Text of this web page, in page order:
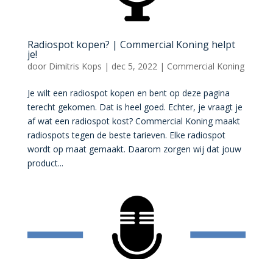
Radiospot kopen? | Commercial Koning helpt
je!
door Dimitris Kops | dec 5, 2022 | Commercial Koning
Je wilt een radiospot kopen en bent op deze pagina
terecht gekomen. Dat is heel goed. Echter, je vraagt je
af wat een radiospot kost? Commercial Koning maakt
radiospots tegen de beste tarieven. Elke radiospot
wordt op maat gemaakt. Daarom zorgen wij dat jouw
product...